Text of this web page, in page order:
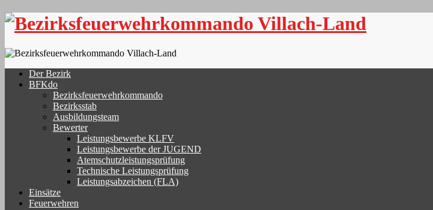
Skip
Der Bezirk
BFKdo
Bezirksfeuerwehrkommando
Bezirksstab
Ausbildungsteam
Bewerter
Leistungsbewerbe KLFV
Leistungsbewerbe der JUGEND
Atemschutzleistungsprüfung
Technische Leistungsprüfung
Leistungsabzeichen (FLA)
Einsätze
Feuerwehren